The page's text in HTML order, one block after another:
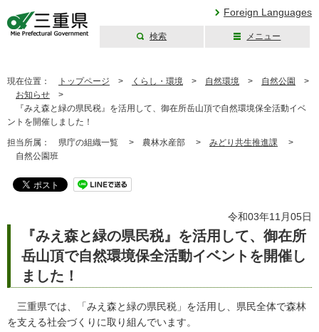
Foreign Languages
検索 メニュー
現在位置： トップページ > くらし・環境 > 自然環境 > 自然公園
>
お知らせ >
『みえ森と緑の県民税』を活用して、御在所岳山頂で自然環境保全活動イベ
ントを開催しました！
担当所属： 県庁の組織一覧 > 農林水産部 > みどり共生推進課 >
自然公園班
令和03年11月05日
『みえ森と緑の県民税』を活用して、御在所
岳山頂で自然環境保全活動イベントを開催し
ました！
三重県では、「みえ森と緑の県民税」を活用し、県民全体で森林
を支える社会づくりに取り組んでいます。